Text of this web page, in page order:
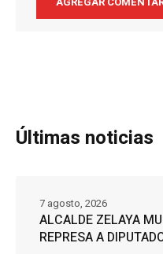
Últimas noticias
ALCALDE ZELAYA
REPRESA A
7 agosto, 2026